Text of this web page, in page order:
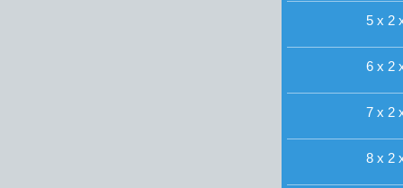
5 x 2
6 x 2
7 x 2
8 x 2